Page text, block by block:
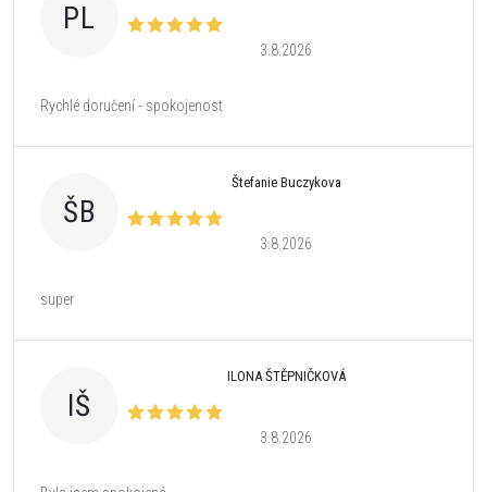
PL
3.8.2026
Rychlé doručení - spokojenost
ŠB
Štefanie Buczykova
3.8.2026
super
IŠ
ILONA ŠTĚPNIČKOVÁ
3.8.2026